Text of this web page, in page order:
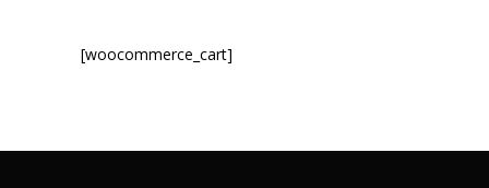
[woocommerce_cart]